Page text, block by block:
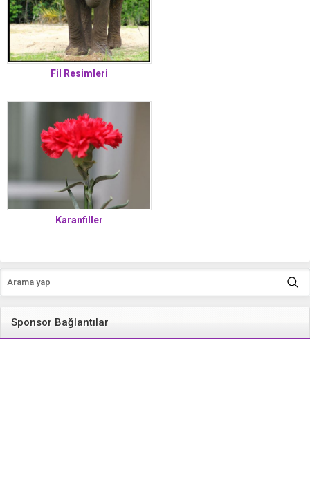
Fil Resimleri
Karanfiller
Sponsor Bağlantılar